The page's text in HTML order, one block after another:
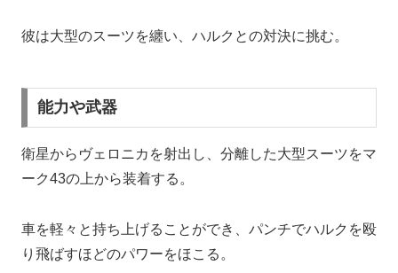
彼は大型のスーツを纏い、ハルクとの対決に挑む。
能力や武器
衛星からヴェロニカを射出し、分離した大型スーツをマ
ーク43の上から装着する。
車を軽々と持ち上げることができ、パンチでハルクを殴
り飛ばすほどのパワーをほこる。